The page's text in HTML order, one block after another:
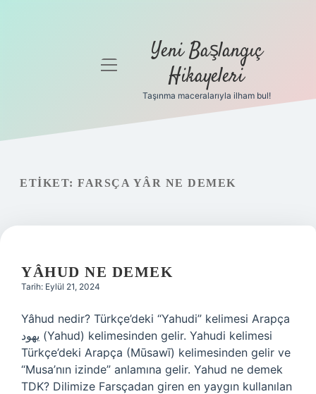
Gizlilik
Yasal Uyarı
Hakkımızda
menüyü
Yeni Başlangıç
Hikayeleri
Taşınma maceralarıyla ilham bul!
ETIKET: FARSÇA YÂR NE DEMEK
YÂHUD NE DEMEK
Tarih: Eylül 21, 2024
Yâhud nedir? Türkçe’deki “Yahudi” kelimesi Arapça
يهود (Yahud) kelimesinden gelir. Yahudi kelimesi
Türkçe’deki Arapça (Mūsawī) kelimesinden gelir ve
“Musa’nın izinde” anlamına gelir. Yahud ne demek
TDK? Dilimize Farsçadan giren en yaygın kullanılan